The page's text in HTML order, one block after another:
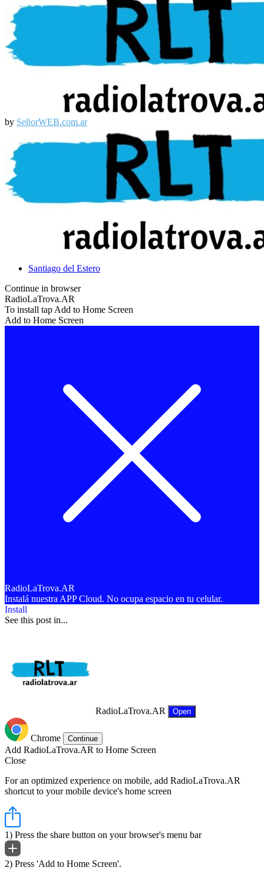
Facebook
Email
by SeñorWEB.com.ar
Santiago del Estero
Continue in browser
RadioLaTrova.AR
To install tap Add to Home Screen
Add to Home Screen
RadioLaTrova.AR
Instalá nuestra APP Cloud. No ocupa espacio en tu celular.
Install
See this post in...
RadioLaTrova.AR Open
Chrome Continue
Add RadioLaTrova.AR to Home Screen
Close
For an optimized experience on mobile, add RadioLaTrova.AR
shortcut to your mobile device's home screen
1) Press the share button on your browser's menu bar
2) Press 'Add to Home Screen'.